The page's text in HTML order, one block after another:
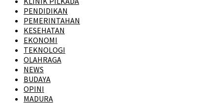
PENDIDIKAN
PEMERINTAHAN
KESEHATAN
EKONOMI
TEKNOLOGI
OLAHRAGA
NEWS
BUDAYA
OPINI
MADURA